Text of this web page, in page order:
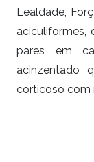
Lealdade,
aciculiformes,
pares em
acinzentado
corticoso com